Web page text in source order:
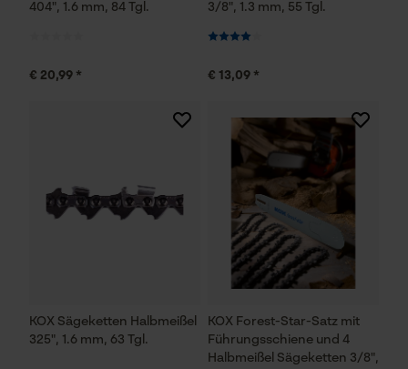
404", 1.6 mm, 84 Tgl.
€ 20,99 *
3/8", 1.3 mm, 55 Tgl.
€ 13,09 *
KOX Sägeketten Halbmeißel
325", 1.6 mm, 63 Tgl.
KOX Forest-Star-Satz mit
Führungsschiene und 4
Halbmeißel Sägeketten 3/8",
Statistik Cookies
Econda Analytics
Mouseflow Web Analytics Tool
Fact-Finder Tracking
Funktionale Cookies
Loop54 Personalization
Personalisierte Startseite